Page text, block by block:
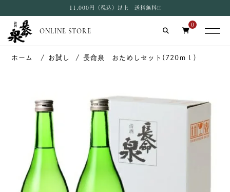
11,000円（税込）以上 送料無料!!
ONLINE STORE
0
お試し 長命泉 おためしセット(720ｍｌ)